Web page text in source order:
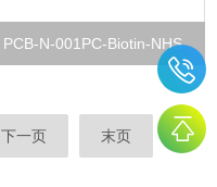
PCB-N-001PC-Biotin-NHS
下一页 末页